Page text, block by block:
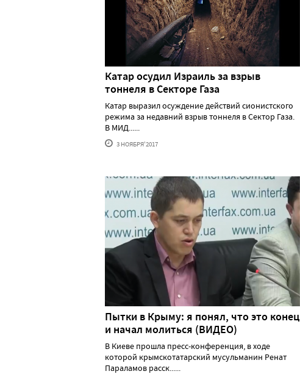
Катар осудил Израиль за взрыв
тоннеля в Секторе Газа
Катар выразил осуждение действий сионистского
режима за недавний взрыв тоннеля в Сектор Газа.
В МИД......
3 НОЯБРЯ'2017
Пытки в Крыму: я понял, что это конец
и начал молиться (ВИДЕО)
В Киеве прошла пресс-конференция, в ходе
которой крымскотатарский мусульманин Ренат
Параламов расск......